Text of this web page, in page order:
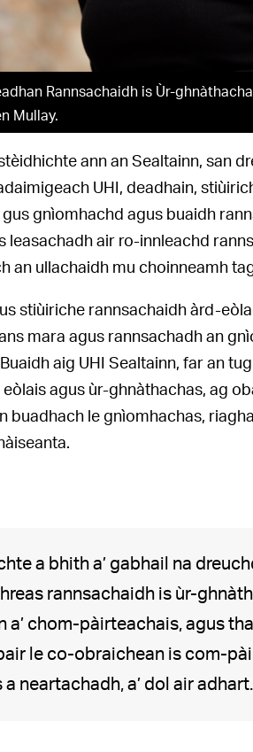
Rannsachaidh is Ùr-
Mullay.
ann an Sealtainn, san
UHI, deadhain,
gnìomhachd agus buaidh
leasachadh air ro-innleachd
an ullachaidh mu choinneamh
stiùiriche rannsachaidh àrd-
mara agus rannsachadh an
aig UHI Sealtainn, far an
agus ùr-ghnàthachas, ag
buadhach le gnìomhachas,
a bhith a’ gabhail na
rannsachaidh is ùr-
a’ chom-pàirteachais, agus
le co-obraichean is com-
neartachadh, a’ dol air